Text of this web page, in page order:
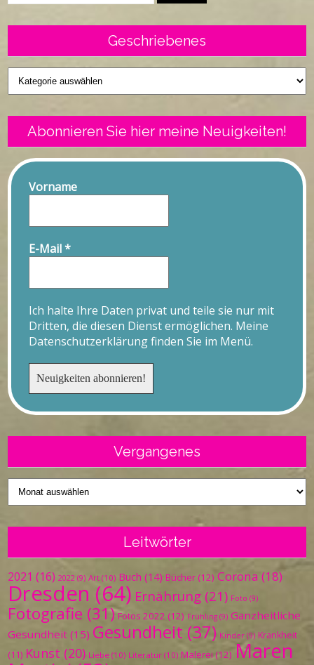
Geschriebenes
Geschriebenes
Abonnieren Sie hier meine Neuigkeiten!
Vorname
E-Mail*
Ich halte Ihre Daten privat und teile sie nur mit
Dritten, die diesen Dienst ermöglichen. Meine
Datenschutzerklärung finden Sie im Menü.
Vergangenes
Vergangenes
Leitwörter
2021 (16) 2022 (9) Art (10) Buch (14) Bücher (12) Corona (18)
Dresden (64) Ernährung (21) Foto (9)
Fotografie (31) Fotos 2022 (12) Frühling (9) Ganzheitliche
Gesundheit (15) Gesundheit (37) Kinder (9) Krankheit
(11) Kunst (20) Liebe (10) Literatur (10) Malerei(12) Maren